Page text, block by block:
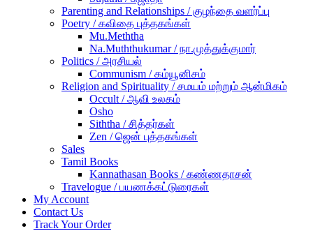
Parenting and Relationships / குழந்தை வளர்ப்பு
Poetry / கவிதை புத்தகங்கள்
Mu.Meththa
Na.Muththukumar / நா.முத்துக்குமார்
Politics / அரசியல்
Communism / கம்யூனிசம்
Religion and Spirituality / சமயம் மற்றும் ஆன்மிகம்
Occult / ஆவி உலகம்
Osho
Siththa / சித்தர்கள்
Zen / ஜென் புத்தகங்கள்
Sales
Tamil Books
Kannathasan Books / கண்ணதாசன்
Travelogue / பயணக்கட்டுரைகள்
My Account
Contact Us
Track Your Order